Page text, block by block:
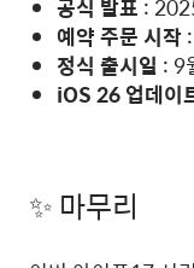
공식 발표 :
예약 주문 시작
정식 출시일 : 9
iOS 26 업데이
✨ 마무리